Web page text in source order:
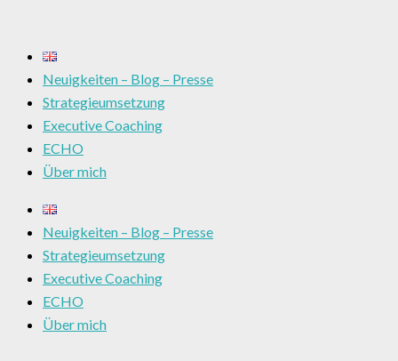
Neuigkeiten – Blog – Presse
Strategieumsetzung
Executive Coaching
ECHO
Über mich
Neuigkeiten – Blog – Presse
Strategieumsetzung
Executive Coaching
ECHO
Über mich